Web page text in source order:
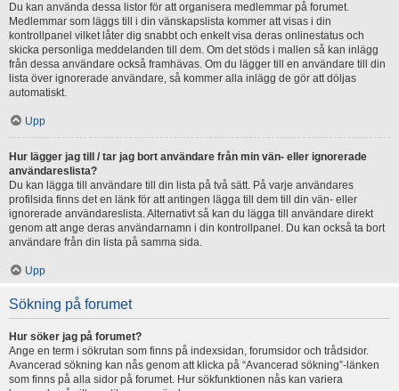
Du kan använda dessa listor för att organisera medlemmar på forumet.
Medlemmar som läggs till i din vänskapslista kommer att visas i din
kontrollpanel vilket låter dig snabbt och enkelt visa deras onlinestatus och
skicka personliga meddelanden till dem. Om det stöds i mallen så kan inlägg
från dessa användare också framhävas. Om du lägger till en användare till din
lista över ignorerade användare, så kommer alla inlägg de gör att döljas
automatiskt.
Upp
Hur lägger jag till / tar jag bort användare från min vän- eller ignorerade
användareslista?
Du kan lägga till användare till din lista på två sätt. På varje användares
profilsida finns det en länk för att antingen lägga till dem till din vän- eller
ignorerade användareslista. Alternativt så kan du lägga till användare direkt
genom att ange deras användarnamn i din kontrollpanel. Du kan också ta bort
användare från din lista på samma sida.
Upp
Sökning på forumet
Hur söker jag på forumet?
Ange en term i sökrutan som finns på indexsidan, forumsidor och trådsidor.
Avancerad sökning kan nås genom att klicka på “Avancerad sökning”-länken
som finns på alla sidor på forumet. Hur sökfunktionen nås kan variera